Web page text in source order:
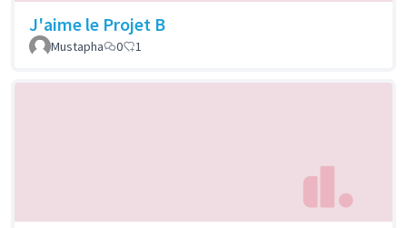
J'aime le Projet B
Mustapha 0 1